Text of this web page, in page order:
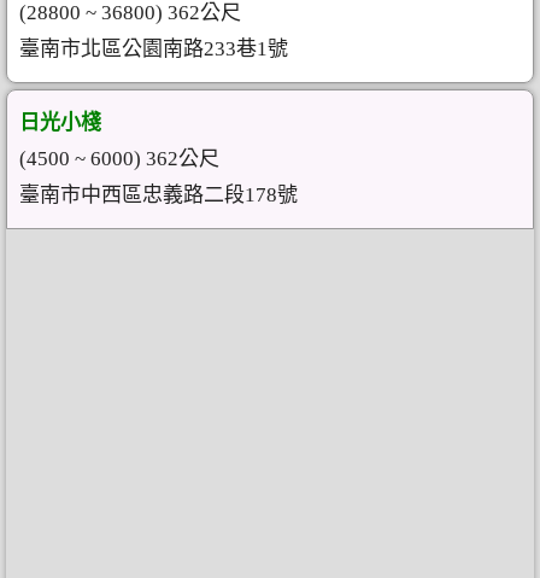
(28800 ~ 36800) 362公尺
臺南市北區公園南路233巷1號
日光小棧
(4500 ~ 6000) 362公尺
臺南市中西區忠義路二段178號